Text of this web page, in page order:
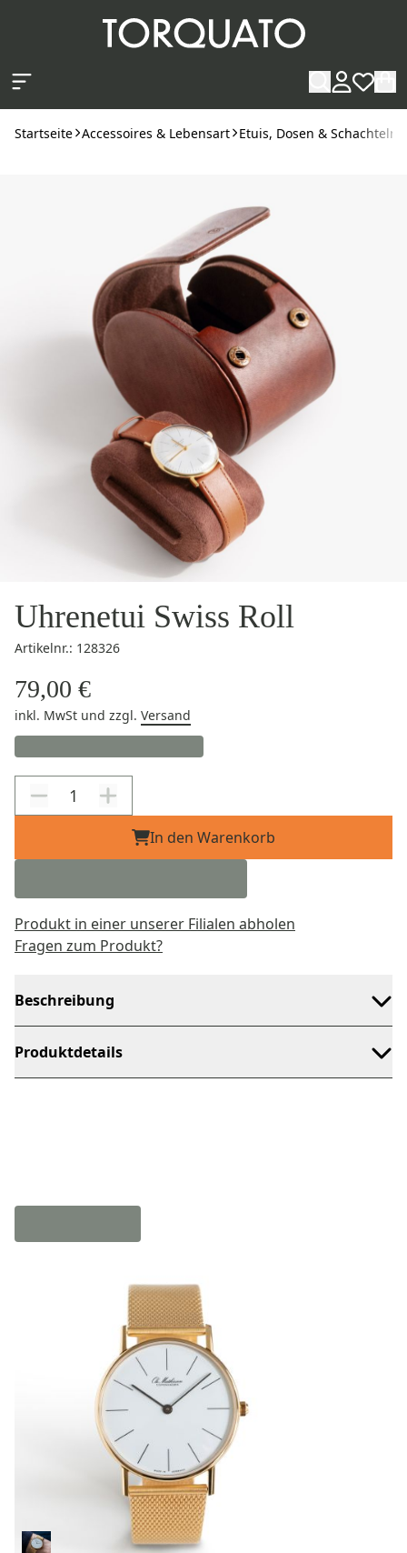
Startseite Accessoires & Lebensart Etuis, Dosen & Schachteln
Uhrenetui Swiss Roll
Artikelnr.: 128326
79,00 €
inkl. MwSt und zzgl. Versand
In den Warenkorb
Produkt in einer unserer Filialen abholen
Fragen zum Produkt?
Beschreibung
Produktdetails